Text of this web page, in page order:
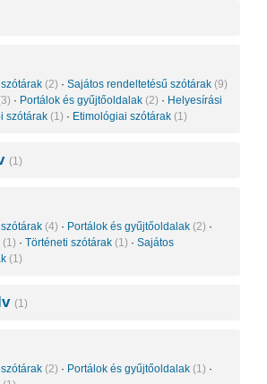
(2) · Sajátos rendeltetésű szótárak (9)
· Portálok és gyűjtőoldalak (2) · Helyesírási
szótárak (1) · Etimológiai szótárak (1)
(1)
(4) · Portálok és gyűjtőoldalak (2) ·
(1) · Történeti szótárak (1) · Sajátos
(1)
(1)
(2) · Portálok és gyűjtőoldalak (1) ·